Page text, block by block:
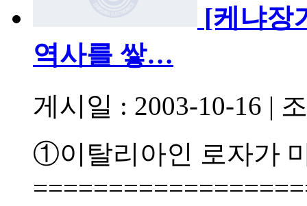
[케냐장
역사를 쌓…
게시일 : 2003-10-16 |
①이탈리아인 로자가